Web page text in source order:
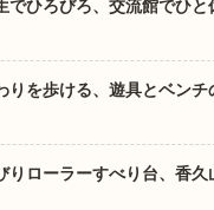
でひろびろ、交流館でひと
を歩ける、遊具とベンチ
りローラーすべり台、香久